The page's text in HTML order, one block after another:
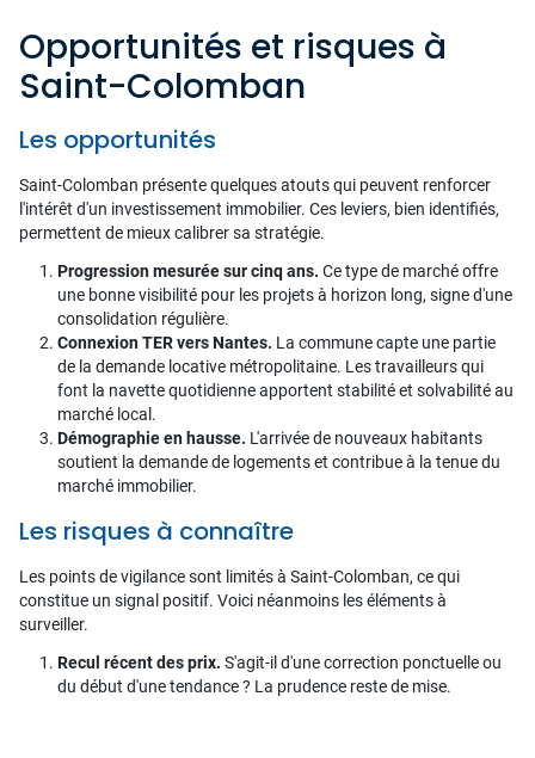
Opportunités et risques à
Saint-Colomban
Les opportunités
Saint-Colomban présente quelques atouts qui peuvent renforcer
l'intérêt d'un investissement immobilier. Ces leviers, bien identifiés,
permettent de mieux calibrer sa stratégie.
Progression mesurée sur cinq ans. Ce type de marché offre
une bonne visibilité pour les projets à horizon long, signe d'une
consolidation régulière.
Connexion TER vers Nantes. La commune capte une partie
de la demande locative métropolitaine. Les travailleurs qui
font la navette quotidienne apportent stabilité et solvabilité au
marché local.
Démographie en hausse. L'arrivée de nouveaux habitants
soutient la demande de logements et contribue à la tenue du
marché immobilier.
Les risques à connaître
Les points de vigilance sont limités à Saint-Colomban, ce qui
constitue un signal positif. Voici néanmoins les éléments à
surveiller.
Recul récent des prix. S'agit-il d'une correction ponctuelle ou
du début d'une tendance ? La prudence reste de mise.